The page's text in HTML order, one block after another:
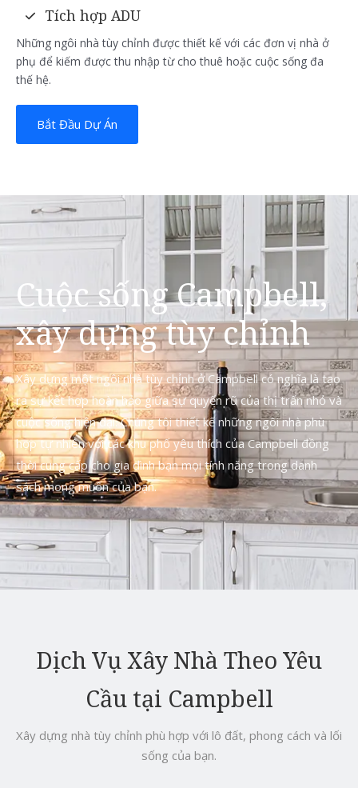
Tích hợp ADU
Những ngôi nhà tùy chỉnh được thiết kế với các đơn vị nhà ở
phụ để kiếm được thu nhập từ cho thuê hoặc cuộc sống đa
thế hệ.
Bắt Đầu Dự Án
Cuộc sống Campbell,
xây dựng tùy chỉnh
Xây dựng một ngôi nhà tùy chỉnh ở Campbell có nghĩa là tạo
ra sự kết hợp hoàn hảo giữa sự quyến rũ của thị trấn nhỏ và
cuộc sống hiện đại. Chúng tôi thiết kế những ngôi nhà phù
hợp tự nhiên với các khu phố yêu thích của Campbell đồng
thời cung cấp cho gia đình bạn mọi tính năng trong danh
sách mong muốn của bạn.
Dịch Vụ Xây Nhà Theo Yêu
Cầu tại Campbell
Xây dựng nhà tùy chỉnh phù hợp với lô đất, phong cách và lối
sống của bạn.